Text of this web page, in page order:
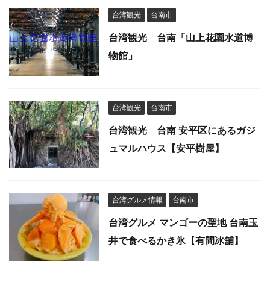
台湾観光 台南市
台湾観光 台南「山上花園水道博
物館」
台湾観光 台南市
台湾観光 台南 安平区にあるガジ
ュマルハウス【安平樹屋】
台湾グルメ情報 台南市
台湾グルメ マンゴーの聖地 台南玉
井で食べるかき氷【有間冰舖】